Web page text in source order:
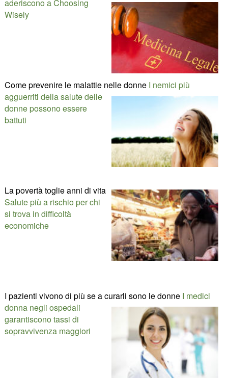
aderiscono a Choosing
Wisely
Come prevenire le malattie nelle donne I nemici più
agguerriti della salute delle
donne possono essere
battuti
La povertà toglie anni di vita
Salute più a rischio per chi
si trova in difficoltà
economiche
I pazienti vivono di più se a curarli sono le donne I medici
donna negli ospedali
garantiscono tassi di
sopravvivenza maggiori